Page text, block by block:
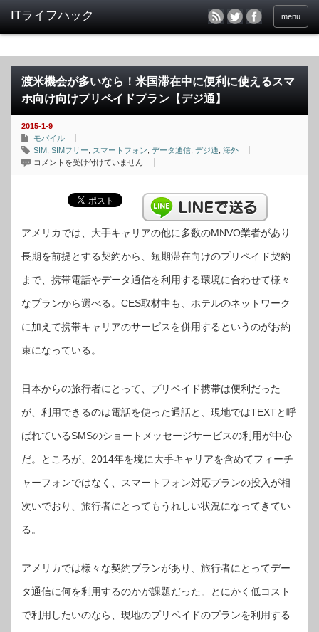
menu
渡米機会が多いなら！米国滞在中に便利に使えるスマ
ホ向け向けプリペイドプラン【デジ通】
2015-1-9
モバイル
SIM SIMフリー スマートフォン データ通信 デジ通 海外
渡
ら！
米
滞
在
に
利
に
え
る
マ
ホ
向
け
ペ
ド
プ
ン
通】
コメントを受け付けていません
アメリカでは、大手キャリアの他に多数のMNVO業者があり
長期を前提とする契約から、短期滞在向けのプリペイド契約
まで、携帯電話やデータ通信を利用する環境に合わせて様々
なプランから選べる。CES取材中も、ホテルのネットワーク
に加えて携帯キャリアのサービスを併用するというのがお約
束になっている。
日本からの旅行者にとって、プリペイド携帯は便利だった
が、利用できるのは電話を使った通話と、現地ではTEXTと呼
ばれているSMSのショートメッセージサービスの利用が中心
だ。ところが、2014年を境に大手キャリアを含めてフィーチ
ャーフォンではなく、スマートフォン対応プランの投入が相
次いでおり、旅行者にとってもうれしい状況になってきてい
る。
アメリカでは様々な契約プランがあり、旅行者にとってデー
タ通信に何を利用するのかが課題だった。とにかく低コスト
で利用したいのなら、現地のプリペイドのプランを利用する